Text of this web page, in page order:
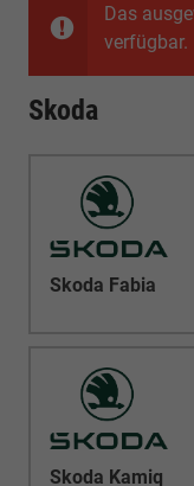
Das
verfügbar.
Skoda
Skoda Fabia
Skoda Kamiq